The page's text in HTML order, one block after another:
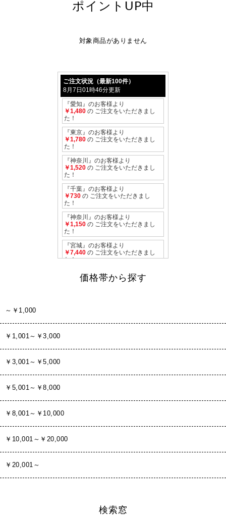
ポイントUP中
対象商品がありません
価格帯から探す
～￥1,000
￥1,001～￥3,000
￥3,001～￥5,000
￥5,001～￥8,000
￥8,001～￥10,000
￥10,001～￥20,000
￥20,001～
検索窓